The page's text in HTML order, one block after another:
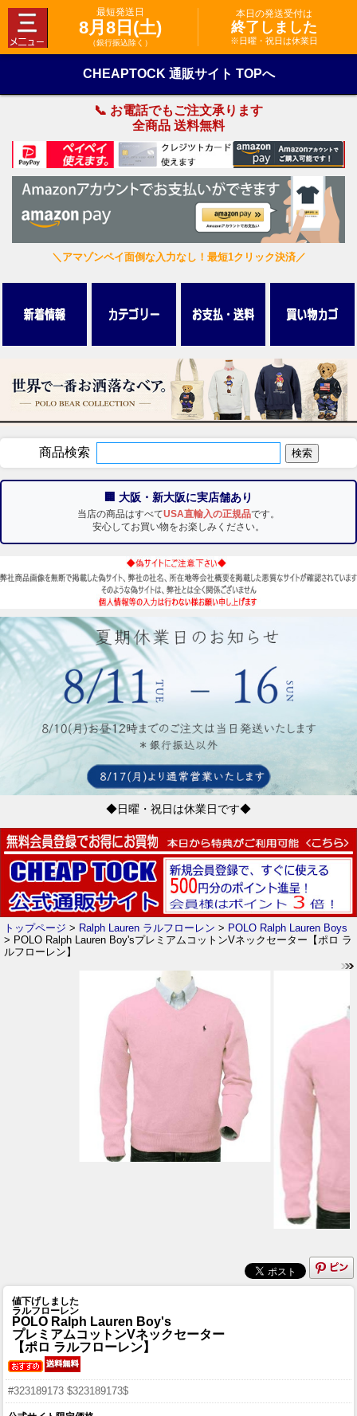
最短発送日
8月8日(土)
（銀行振込除く）
本日の発送受付は
終了しました
※日曜・祝日は休業日
CHEAPTOCK 通販サイト TOPへ
📞 お電話でもご注文承ります
全商品 送料無料
＼アマゾンペイ面倒な入力なし！最短1クリック決済／
商品検索
🏢 大阪・新大阪に実店舗あり
当店の商品はすべてUSA直輸入の正規品です。
安心してお買い物をお楽しみください。
◆日曜・祝日は休業日です◆
トップページ > Ralph Lauren ラルフローレン > POLO Ralph Lauren Boys
> POLO Ralph Lauren Boy'sプレミアムコットンVネックセーター【ポロ ラ
ルフローレン】
値下げしました
ラルフローレン
POLO Ralph Lauren Boy's
プレミアムコットンVネックセーター
【ポロ ラルフローレン】
#323189173 $323189173$